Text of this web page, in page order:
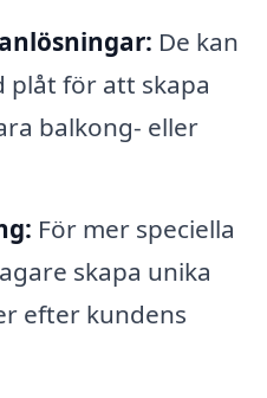
De kan
plåt för att skapa
balkong- eller
För mer speciella
skapa unika
efter kundens